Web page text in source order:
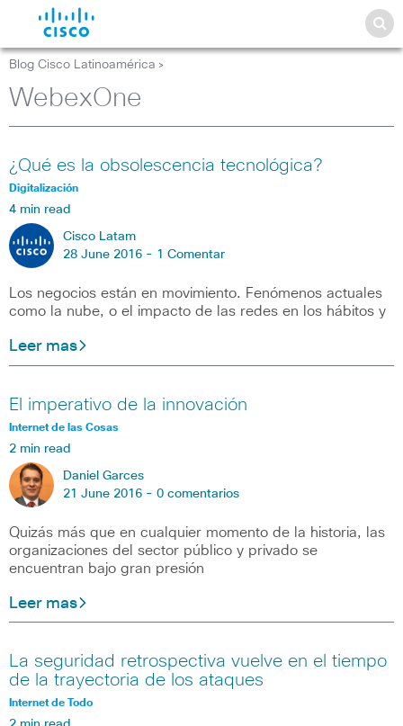
Blog Cisco Latinoamérica >
WebexOne
¿Qué es la obsolescencia tecnológica?
Digitalización
4 min read
Cisco Latam
28 June 2016 - 1 Comentar
Los negocios están en movimiento. Fenómenos actuales
como la nube, o el impacto de las redes en los hábitos y
Leer mas
El imperativo de la innovación
Internet de las Cosas
2 min read
Daniel Garces
21 June 2016 - 0 comentarios
Quizás más que en cualquier momento de la historia, las
organizaciones del sector público y privado se
encuentran bajo gran presión
Leer mas
La seguridad retrospectiva vuelve en el tiempo
de la trayectoria de los ataques
Internet de Todo